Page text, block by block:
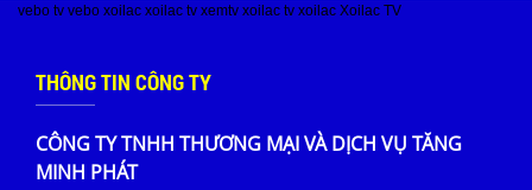
vebo tv vebo xoilac xoilac tv xemtv xoilac tv xoilac Xoilac TV
THÔNG TIN CÔNG TY
CÔNG TY TNHH THƯƠNG MẠI VÀ DỊCH VỤ TĂNG
MINH PHÁT